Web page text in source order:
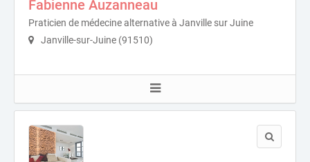
Fabienne Auzanneau
Praticien de médecine alternative à Janville sur Juine
Janville-sur-Juine (91510)